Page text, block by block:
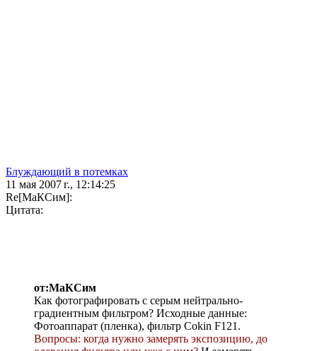
Блуждающий в потемках
11 мая 2007 г., 12:14:25
Re[МаКСим]:
Цитата:
от:МаКСим
Как фотографировать с серым нейтрально-
градиентным фильтром? Исходные данные:
Фотоаппарат (пленка), фильтр Сokin F121.
Вопросы: когда нужно замерять экспозицию, до